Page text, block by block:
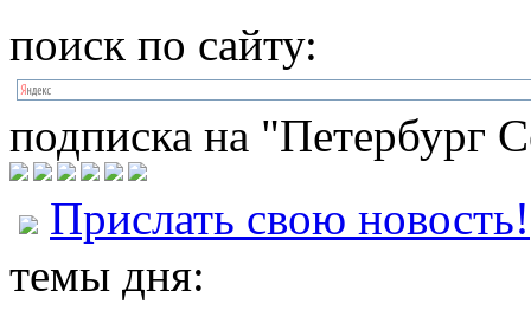
поиск по сайту:
подписка на "Петербург
Прислать свою новость!
темы дня: